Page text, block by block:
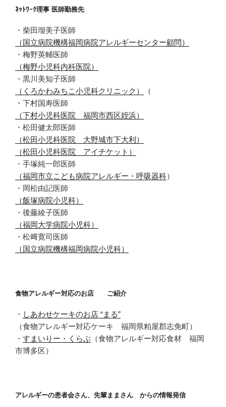
ﾈｯﾄﾜｰｸ理事 医師勤務先
・柴田瑠美子医師
（国立病院機構福岡病院アレルギーセンター顧問）
・梅野英輔医師
（梅野小児科内科医院）
・黒川美知子医師
（くろかわみちこ小児科クリニック）
（
・下村国寿医師
（下村小児科医院 福岡市西区姪浜）
・松田健太郎医師
（松田小児科医院 大野城市下大利）
（松田小児科医院 アイチケット）
・手塚純一郎医師
（福岡市立こども病院アレルギー・呼吸器科）
・岡松由記医師
（飯塚病院小児科）
・後藤綾子医師
（福岡大学病院小児科）
・松﨑寛司医師
（国立病院機構福岡病院小児科）
食物アレルギー対応のお店 ご紹介
・ しあわせケーキのお店 “まる”
（食物アレルギー対応ケーキ 福岡県粕屋郡志免町）
・ すまいりー・くらぶ （食物アレルギー対応食材 福岡
市博多区）
アレルギーの患者会さん、先輩ままさん からの情報発信